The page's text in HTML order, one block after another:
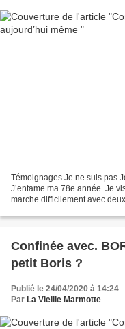
Témoignages Je ne suis pas
J’entame ma 78e année. Je
marche difficilement avec
Confinée avec. BORIS et DIEU ....
petit Boris ?
Publié le 24/04/2020 à 14:24
Par La Vieille Marmotte